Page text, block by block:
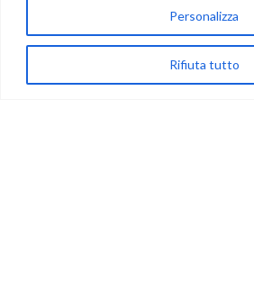
Personalizza
Rifiuta tutto
83024 Monteforte Irpino (AV)
(+39) 081-7777233